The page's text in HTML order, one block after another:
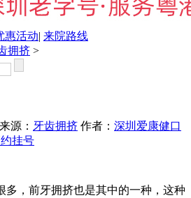
惠活动| 来院路线
拥挤 >
源： 牙齿拥挤 作者： 深圳爱康健口
挂号
多，前牙拥挤也是其中的一种，这种